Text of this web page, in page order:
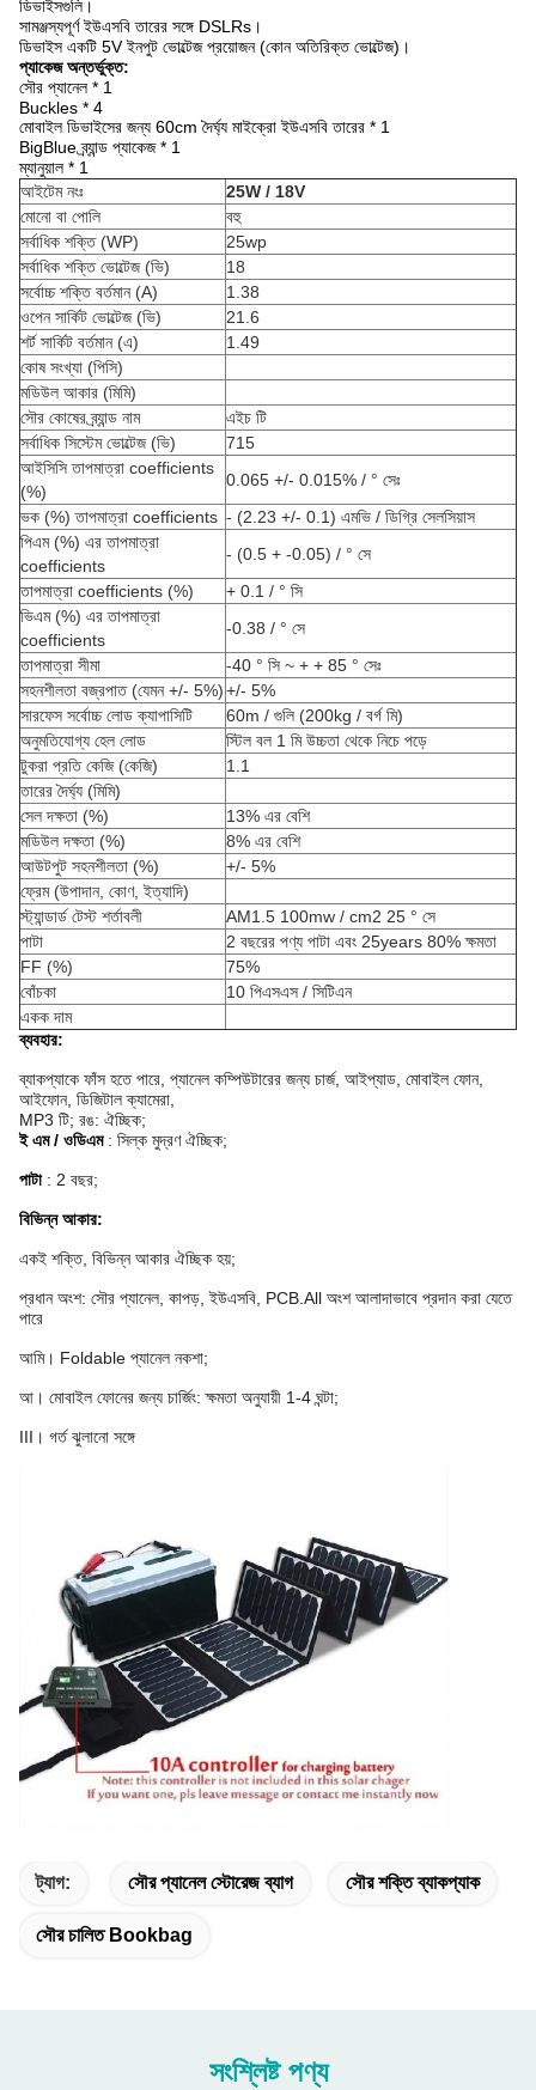
ডিভাইসগুলি।
সামঞ্জস্যপূর্ণ ইউএসবি তারের সঙ্গে DSLRs।
ডিভাইস একটি 5V ইনপুট ভোল্টেজ প্রয়োজন (কোন অতিরিক্ত ভোল্টেজ)।
প্যাকেজ অন্তর্ভুক্ত:
সৌর প্যানেল * 1
Buckles * 4
মোবাইল ডিভাইসের জন্য 60cm দৈর্ঘ্য মাইক্রো ইউএসবি তারের * 1
BigBlue ব্র্যান্ড প্যাকেজ * 1
ম্যানুয়াল * 1
আইটেম নংঃ
25W / 18V
মোনো বা পোলি
বহু
সর্বাধিক শক্তি (WP)
25wp
সর্বাধিক শক্তি ভোল্টেজ (ভি)
18
সর্বোচ্চ শক্তি বর্তমান (A)
1.38
ওপেন সার্কিট ভোল্টেজ (ভি)
21.6
শর্ট সার্কিট বর্তমান (এ)
1.49
কোষ সংখ্যা (পিসি)
মডিউল আকার (মিমি)
সৌর কোষের ব্র্যান্ড নাম
এইচ টি
সর্বাধিক সিস্টেম ভোল্টেজ (ভি)
715
আইসিসি তাপমাত্রা coefficients
(%)
0.065 +/- 0.015% / ° সেঃ
ভক (%) তাপমাত্রা coefficients - (2.23 +/- 0.1) এমভি / ডিগ্রি সেলসিয়াস
পিএম (%) এর তাপমাত্রা
coefficients
- (0.5 + -0.05) / ° সে
তাপমাত্রা coefficients (%)
+ 0.1 / ° সি
ভিএম (%) এর তাপমাত্রা
coefficients
-0.38 / ° সে
তাপমাত্রা সীমা
-40 ° সি ~ + + 85 ° সেঃ
সহনশীলতা বজ্রপাত (যেমন +/- 5%)+/- 5%
সারফেস সর্বোচ্চ লোড ক্যাপাসিটি
60m / গুলি (200kg / বর্গ মি)
অনুমতিযোগ্য হেল লোড
স্টিল বল 1 মি উচ্চতা থেকে নিচে পড়ে
টুকরা প্রতি কেজি (কেজি)
1.1
তারের দৈর্ঘ্য (মিমি)
সেল দক্ষতা (%)
13% এর বেশি
মডিউল দক্ষতা (%)
8% এর বেশি
আউটপুট সহনশীলতা (%)
+/- 5%
ফ্রেম (উপাদান, কোণ, ইত্যাদি)
স্ট্যান্ডার্ড টেস্ট শর্তাবলী
AM1.5 100mw / cm2 25 ° সে
পাটা
2 বছরের পণ্য পাটা এবং 25years 80% ক্ষমতা
FF (%)
75%
বোঁচকা
10 পিএসএস / সিটিএন
একক দাম
ব্যবহার:
ব্যাকপ্যাকে ফাঁস হতে পারে, প্যানেল কম্পিউটারের জন্য চার্জ, আইপ্যাড, মোবাইল ফোন,
আইফোন, ডিজিটাল ক্যামেরা,
MP3 টি; রঙ: ঐচ্ছিক;
ই এম / ওডিএম : সিল্ক মুদ্রণ ঐচ্ছিক;
পাটা : 2 বছর;
বিভিন্ন আকার:
একই শক্তি, বিভিন্ন আকার ঐচ্ছিক হয়;
প্রধান অংশ: সৌর প্যানেল, কাপড়, ইউএসবি, PCB.All অংশ আলাদাভাবে প্রদান করা যেতে
পারে
আমি। Foldable প্যানেল নকশা;
আ। মোবাইল ফোনের জন্য চার্জিং: ক্ষমতা অনুযায়ী 1-4 ঘন্টা;
III। গর্ত ঝুলানো সঙ্গে
ট্যাগ: সৌর প্যানেল স্টোরেজ ব্যাগ সৌর শক্তি ব্যাকপ্যাক
সৌর চালিত Bookbag
সংশ্লিষ্ট পণ্য